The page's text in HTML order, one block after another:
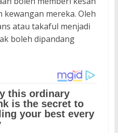
mereka. Oleh
atau takaful menjadi
boleh dipandang